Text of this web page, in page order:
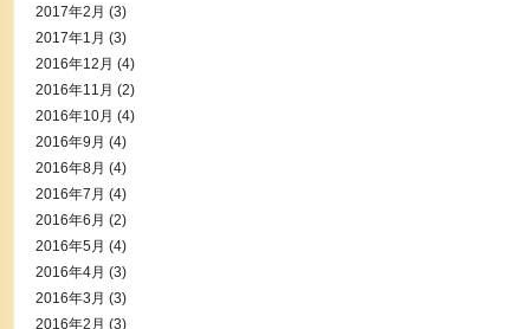
2017年2月 (3)
2017年1月 (3)
2016年12月 (4)
2016年11月 (2)
2016年10月 (4)
2016年9月 (4)
2016年8月 (4)
2016年7月 (4)
2016年6月 (2)
2016年5月 (4)
2016年4月 (3)
2016年3月 (3)
2016年2月 (3)